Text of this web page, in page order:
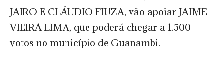
JAIRO E CLÁUDIO FIUZA, vão apoiar JAIME
VIEIRA LIMA, que poderá chegar a 1.500
votos no município de Guanambi.